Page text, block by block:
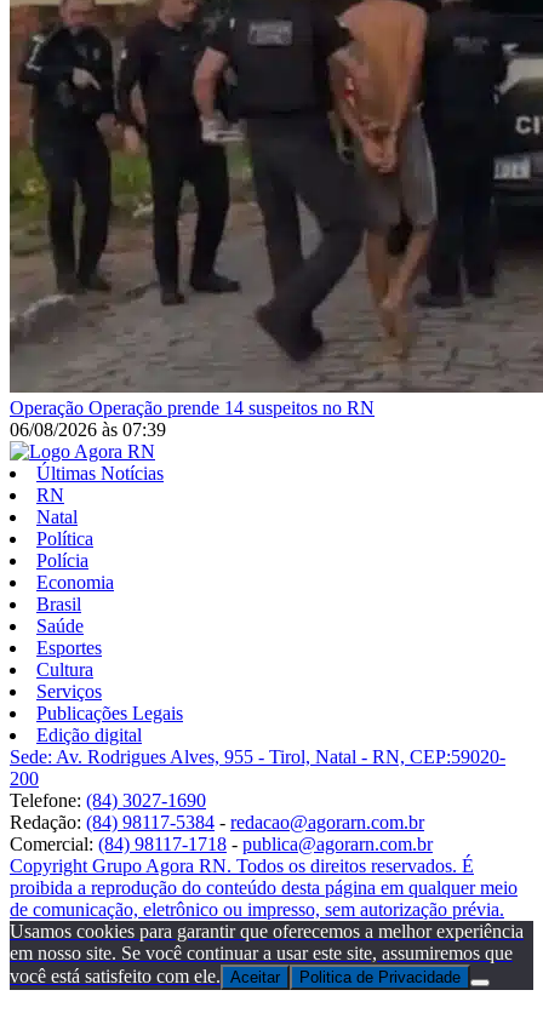
Operação Operação prende 14 suspeitos no RN
06/08/2026 às 07:39
Últimas Notícias
RN
Natal
Política
Polícia
Economia
Brasil
Saúde
Esportes
Cultura
Serviços
Publicações Legais
Edição digital
Sede: Av. Rodrigues Alves, 955 - Tirol, Natal - RN, CEP:59020-
200
Telefone: (84) 3027-1690
Redação: (84) 98117-5384 - redacao@agorarn.com.br
Comercial: (84) 98117-1718 - publica@agorarn.com.br
Copyright Grupo Agora RN. Todos os direitos reservados. É
proibida a reprodução do conteúdo desta página em qualquer meio
de comunicação, eletrônico ou impresso, sem autorização prévia.
Usamos cookies para garantir que oferecemos a melhor experiência
em nosso site. Se você continuar a usar este site, assumiremos que
você está satisfeito com ele. Aceitar Politica de Privacidade